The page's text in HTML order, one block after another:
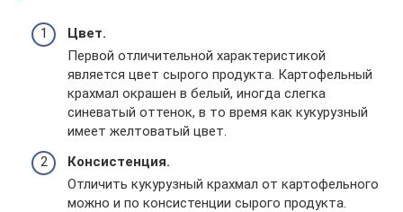
Цвет.
Первой отличительной характеристикой
является цвет сырого продукта. Картофельный
крахмал окрашен в белый, иногда слегка
синеватый оттенок, в то время как кукурузный
имеет желтоватый цвет.
Консистенция.
Отличить кукурузный крахмал от картофельного
можно и по консистенции сырого продукта.